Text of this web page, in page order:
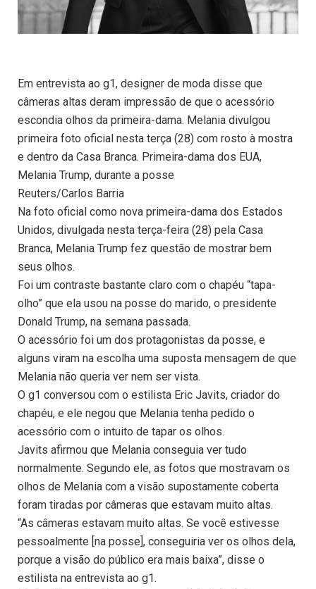
Em entrevista ao g1, designer de moda disse que
câmeras altas deram impressão de que o acessório
escondia olhos da primeira-dama. Melania divulgou
primeira foto oficial nesta terça (28) com rosto à mostra
e dentro da Casa Branca. Primeira-dama dos EUA,
Melania Trump, durante a posse
Reuters/Carlos Barria
Na foto oficial como nova primeira-dama dos Estados
Unidos, divulgada nesta terça-feira (28) pela Casa
Branca, Melania Trump fez questão de mostrar bem
seus olhos.
Foi um contraste bastante claro com o chapéu “tapa-
olho” que ela usou na posse do marido, o presidente
Donald Trump, na semana passada.
O acessório foi um dos protagonistas da posse, e
alguns viram na escolha uma suposta mensagem de que
Melania não queria ver nem ser vista.
O g1 conversou com o estilista Eric Javits, criador do
chapéu, e ele negou que Melania tenha pedido o
acessório com o intuito de tapar os olhos.
Javits afirmou que Melania conseguia ver tudo
normalmente. Segundo ele, as fotos que mostravam os
olhos de Melania com a visão supostamente coberta
foram tiradas por câmeras que estavam muito altas.
“As câmeras estavam muito altas. Se você estivesse
pessoalmente [na posse], conseguiria ver os olhos dela,
porque a visão do público era mais baixa”, disse o
estilista na entrevista ao g1.